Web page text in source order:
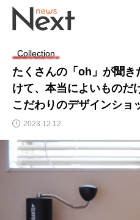
Collection
たくさんの「oh」が聞
けて、本当によいものだ
こだわりのデザインショ
2023.12.12